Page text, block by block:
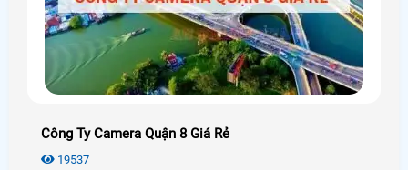
Công Ty Camera Quận 8 Giá Rẻ
19537